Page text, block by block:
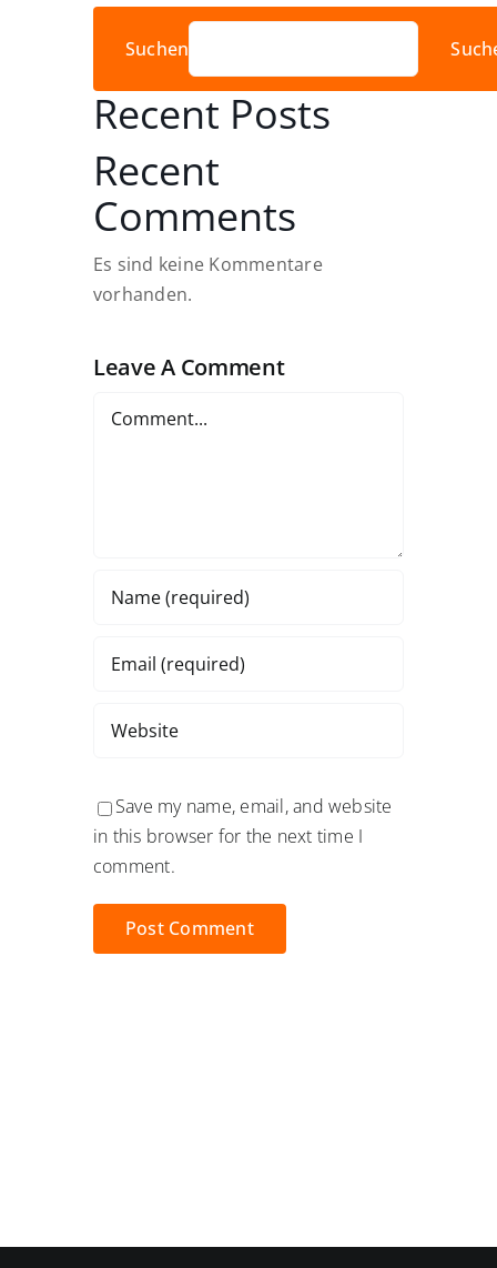
Suchen
Recent Posts
Recent
Comments
Es sind keine Kommentare
vorhanden.
Leave A Comment
Comment
Save my name, email, and website
in this browser for the next time I
comment.